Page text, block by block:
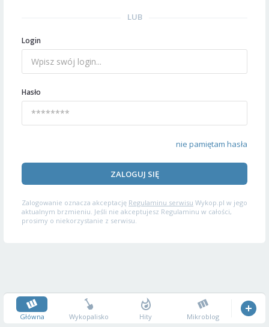
LUB
Login
Hasło
nie pamiętam hasła
ZALOGUJ SIĘ
Zalogowanie oznacza akceptację Regulaminu serwisu Wykop.pl w jego
aktualnym brzmieniu. Jeśli nie akceptujesz Regulaminu w całości,
prosimy o niekorzystanie z serwisu.
Główna Wykopalisko Hity Mikroblog